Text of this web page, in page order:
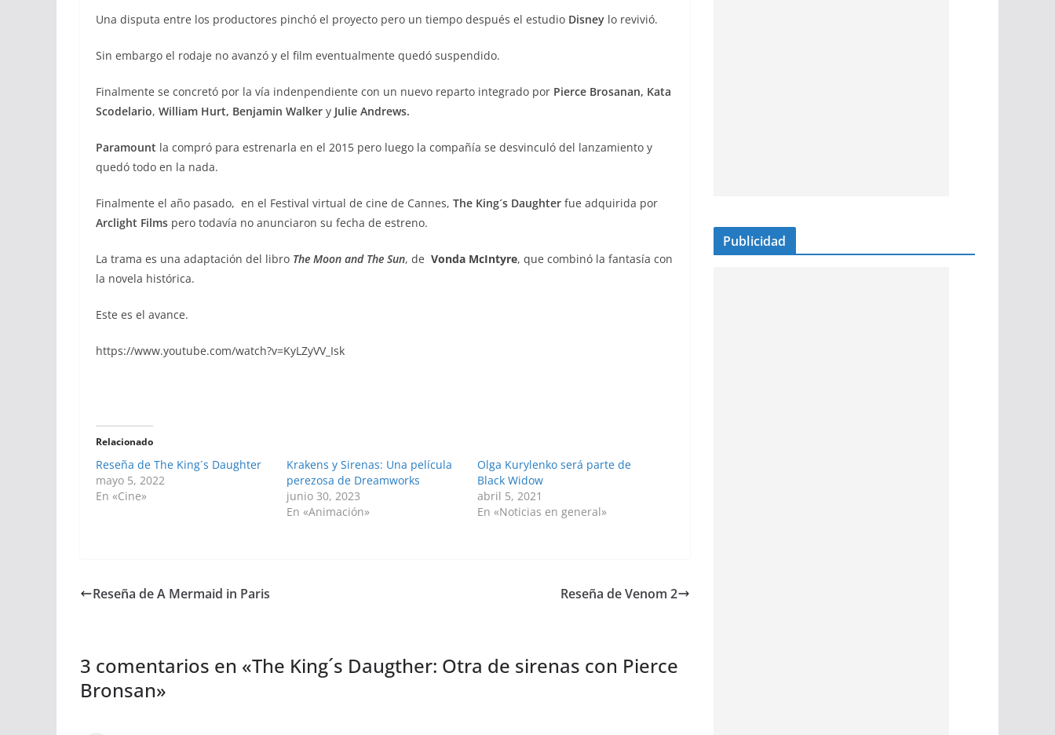
Una disputa entre los productores pinchó el proyecto pero un tiempo después el estudio Disney lo revivió.
Sin embargo el rodaje no avanzó y el film eventualmente quedó suspendido.
Finalmente se concretó por la vía indenpendiente con un nuevo reparto integrado por Pierce Brosanan, Kata
Scodelario, William Hurt, Benjamin Walker y Julie Andrews.
Paramount la compró para estrenarla en el 2015 pero luego la compañía se desvinculó del lanzamiento y
quedó todo en la nada.
Finalmente el año pasado, en el Festival virtual de cine de Cannes, The King´s Daughter fue adquirida por
Arclight Films pero todavía no anunciaron su fecha de estreno.
La trama es una adaptación del libro The Moon and The Sun, de Vonda McIntyre, que combinó la fantasía con
la novela histórica.
Este es el avance.
https://www.youtube.com/watch?v=KyLZyVV_Isk
Relacionado
Reseña de The King´s Daughter
mayo 5, 2022
En «Cine»
Krakens y Sirenas: Una película
perezosa de Dreamworks
junio 30, 2023
En «Animación»
Olga Kurylenko será parte de
Black Widow
abril 5, 2021
En «Noticias en general»
Reseña de A Mermaid in Paris Reseña de Venom 2
3 comentarios en «The King´s Daugther: Otra de sirenas con Pierce
Bronsan»
Publicidad